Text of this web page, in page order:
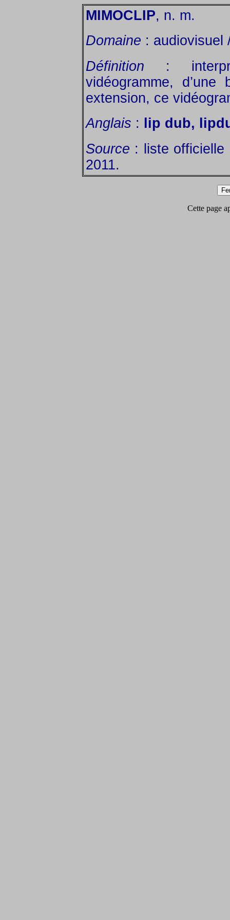
MIMOCLIP, n. m.
Domaine : audiovisuel
Définition :
vidéogramme,
extension, ce
Anglais :
lip dub,
Source : liste officielle
2011.
Cette page